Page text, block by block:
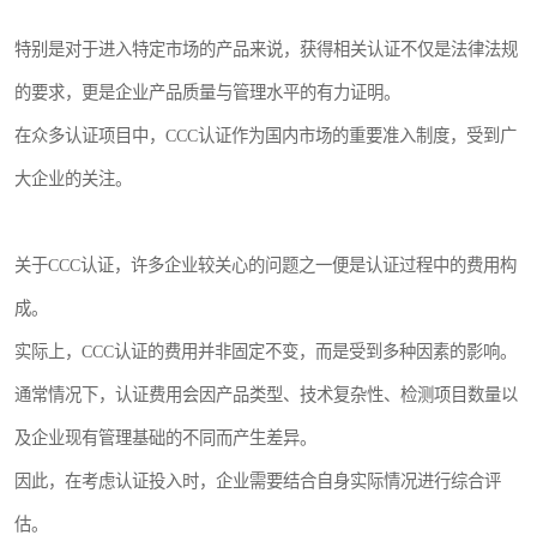
特别是对于进入特定市场的产品来说，获得相关认证不仅是法律法规
的要求，更是企业产品质量与管理水平的有力证明。
在众多认证项目中，CCC认证作为国内市场的重要准入制度，受到广
大企业的关注。
关于CCC认证，许多企业较关心的问题之一便是认证过程中的费用构
成。
实际上，CCC认证的费用并非固定不变，而是受到多种因素的影响。
通常情况下，认证费用会因产品类型、技术复杂性、检测项目数量以
及企业现有管理基础的不同而产生差异。
因此，在考虑认证投入时，企业需要结合自身实际情况进行综合评
估。